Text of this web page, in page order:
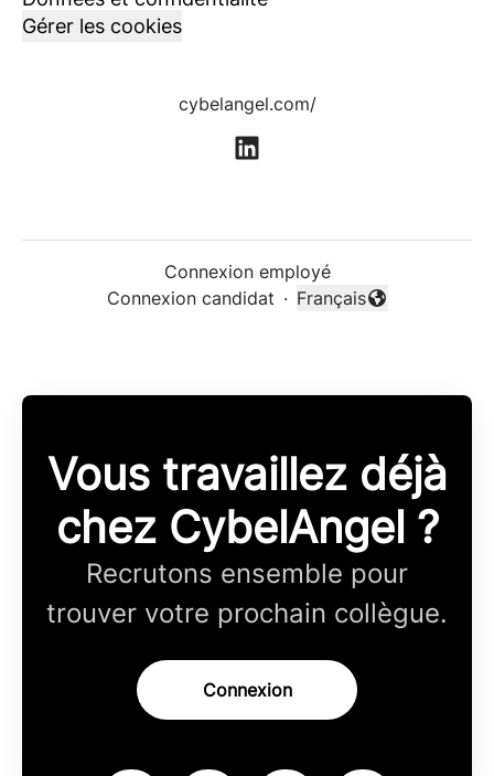
Gérer les cookies
cybelangel.com/
Connexion employé
Connexion candidat ·
Changer la langue
Français
Vous travaillez déjà
chez CybelAngel ?
Recrutons ensemble pour
trouver votre prochain collègue.
Connexion